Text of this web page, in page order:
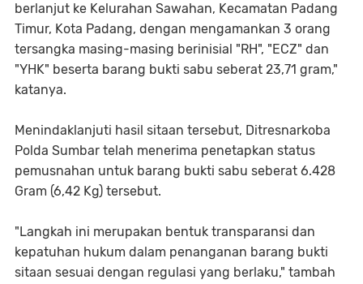
berlanjut ke Kelurahan Sawahan, Kecamatan Padang
Timur, Kota Padang, dengan mengamankan 3 orang
tersangka masing-masing berinisial "RH", "ECZ" dan
"YHK" beserta barang bukti sabu seberat 23,71 gram,"
katanya.
Menindaklanjuti hasil sitaan tersebut, Ditresnarkoba
Polda Sumbar telah menerima penetapkan status
pemusnahan untuk barang bukti sabu seberat 6.428
Gram (6,42 Kg) tersebut.
"Langkah ini merupakan bentuk transparansi dan
kepatuhan hukum dalam penanganan barang bukti
sitaan sesuai dengan regulasi yang berlaku," tambah